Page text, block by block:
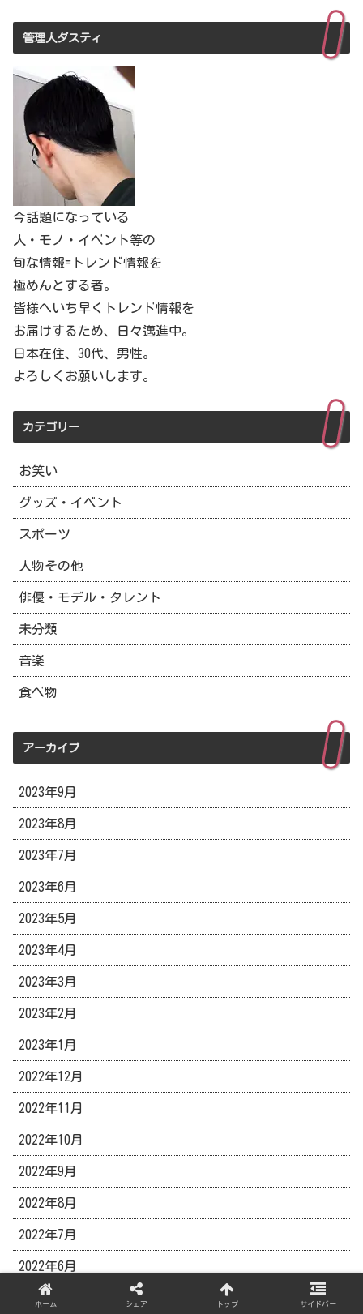
管理人ダスティ
今話題になっている
人・モノ・イベント等の
旬な情報=トレンド情報を
極めんとする者。
皆様へいち早くトレンド情報を
お届けするため、日々邁進中。
日本在住、30代、男性。
よろしくお願いします。
カテゴリー
お笑い
グッズ・イベント
スポーツ
人物その他
俳優・モデル・タレント
未分類
音楽
食べ物
アーカイブ
2023年9月
2023年8月
2023年7月
2023年6月
2023年5月
2023年4月
2023年3月
2023年2月
2023年1月
2022年12月
2022年11月
2022年10月
2022年9月
2022年8月
2022年7月
2022年6月
2022年5月
ホーム シェア トップ サイドバー